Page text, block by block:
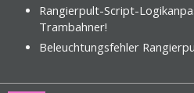
Rangierpult-Script-
Trambahner!
Beleuchtungsfehler